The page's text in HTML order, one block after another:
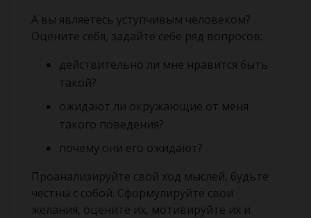
А вы являетесь уступчивым человеком?
Оцените себя, задайте себе ряд вопросов:
действительно ли мне нравится быть
такой?
ожидают ли окружающие от меня
такого поведения?
почему они его ожидают?
Проанализируйте свой ход мыслей, будьте
честны с собой. Сформулируйте свои
желания, оцените их, мотивируйте их и